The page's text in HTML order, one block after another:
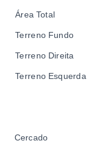
Cercado
Área Total
Terreno Fundo
Terreno Direita
Terreno Esquerda